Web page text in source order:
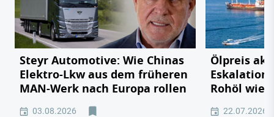
Steyr Automotive: Wie Chinas
Elektro-Lkw aus dem früheren
MAN-Werk nach Europa rollen
03.08.2026
Ölpreis
Rohöl
22.07.2026